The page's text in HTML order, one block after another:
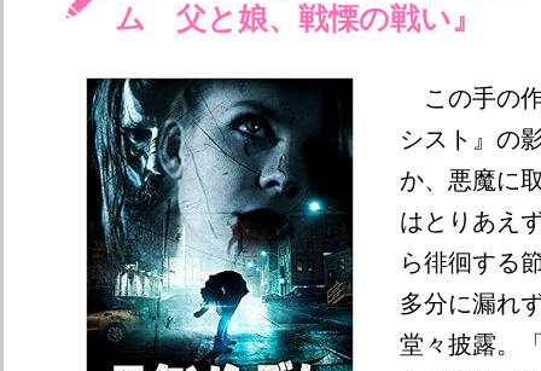
ム 父と娘、戦慄の戦い』
この手の
シスト』の
か、悪魔に
はとりあえ
ら徘徊する
多分に漏れ
堂々披露。